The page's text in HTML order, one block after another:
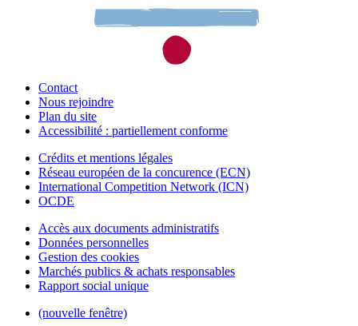
Contact
Nous rejoindre
Plan du site
Accessibilité : partiellement conforme
Crédits et mentions légales
Réseau européen de la concurence (ECN)
International Competition Network (ICN)
OCDE
Accès aux documents administratifs
Données personnelles
Gestion des cookies
Marchés publics & achats responsables
Rapport social unique
(nouvelle fenêtre)